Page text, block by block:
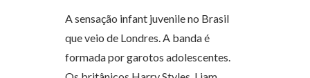
A sensação infant juvenile no Brasil
que veio de Londres. A banda é
formada por garotos adolescentes.